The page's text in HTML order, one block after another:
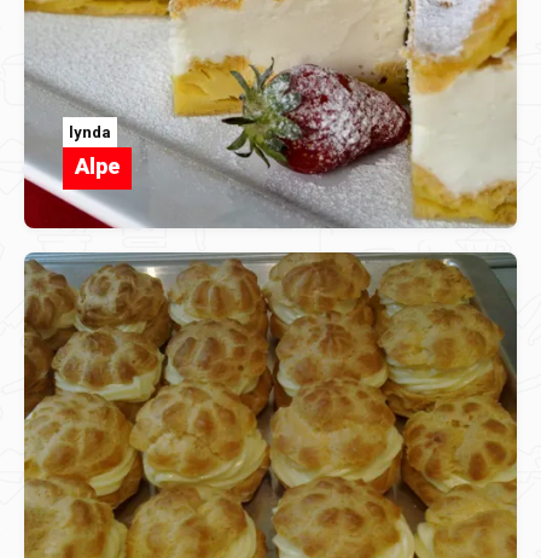
lynda
Alpe